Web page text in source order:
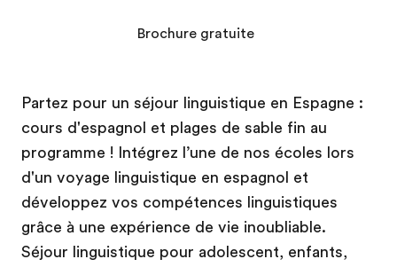
Partez pour un séjour linguistique en Espagne :
cours d'espagnol et plages de sable fin au
programme ! Intégrez l’une de nos écoles lors
d'un voyage linguistique en espagnol et
développez vos compétences linguistiques
grâce à une expérience de vie inoubliable.
Séjour linguistique pour adolescent, enfants,
Brochure gratuite